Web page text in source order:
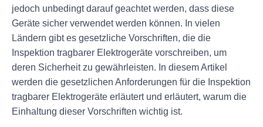
jedoch unbedingt darauf geachtet werden, dass diese
Geräte sicher verwendet werden können. In vielen
Ländern gibt es gesetzliche Vorschriften, die die
Inspektion tragbarer Elektrogeräte vorschreiben, um
deren Sicherheit zu gewährleisten. In diesem Artikel
werden die gesetzlichen Anforderungen für die Inspektion
tragbarer Elektrogeräte erläutert und erläutert, warum die
Einhaltung dieser Vorschriften wichtig ist.